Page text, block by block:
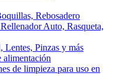
Rebosadero
Auto, Rasqueta,
Lentes, Pinzas y más
alimentación
de limpieza para uso en